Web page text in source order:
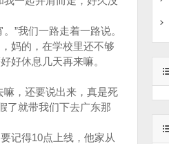
”我们一路走着一路说。
妈的，在学校里还不够
好休息几天再来嘛。
，还要说出来，真是死
了就带我们下去广东那
记得10点上线，他家从